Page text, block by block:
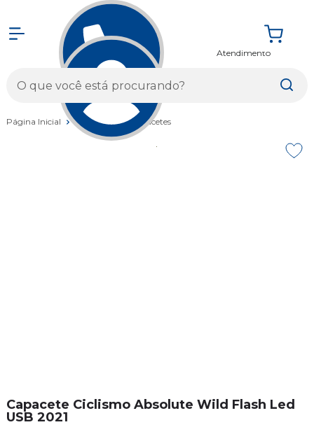
Atendimento
Página Inicial Vestuários Capacetes
Capacete Ciclismo Absolute Wild Flash Led
USB 2021